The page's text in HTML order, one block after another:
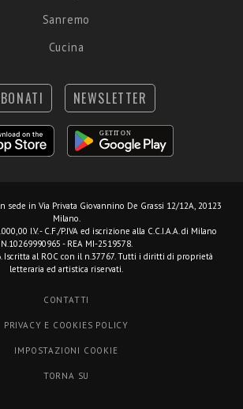
Sanremo
Cucina
NEWSLETTER
sede in Via Privata Giovannino De Grassi 12/12A, 20123
Milano.
I.V. - C.F./P.IVA ed iscrizione alla C.C.I.A.A. di Milano
N.10269990965 - REA MI-2519578.
Iscritta al ROC con il n.37767. Tutti i diritti di proprietà
letteraria ed artistica riservati.
CONTATTI
PRIVACY E COOKIES POLICY
IMPOSTAZIONI COOKIE
TORNA SU